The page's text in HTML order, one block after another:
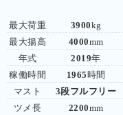
最大荷重
最大揚高
年式
稼働時間
マスト
ツメ長
3900kg
4000mm
2019年
1965 時間
3段フルフリー
2200mm